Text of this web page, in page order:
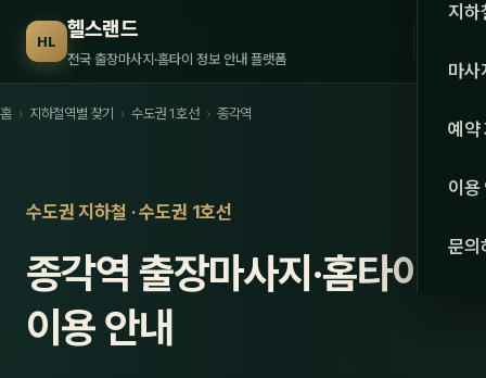
HL 헬스랜드
전국 출장마사지·홈타이 정보 안내 플랫폼 서울
강원·
강원
지하
마사
관리
스
예약
이용
문의
홈 › 지하철역별 찾기 › 수도권 1호선 › 종각역
수도권 지하철 · 수도권 1호선
종각역 출장마사지·홈타이
이용 안내